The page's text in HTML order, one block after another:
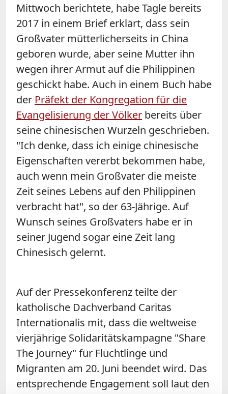
Mittwoch berichtete, habe Tagle bereits
2017 in einem Brief erklärt, dass sein
Großvater mütterlicherseits in China
geboren wurde, aber seine Mutter ihn
wegen ihrer Armut auf die Philippinen
geschickt habe. Auch in einem Buch habe
der Präfekt der Kongregation für die
Evangelisierung der Völker bereits über
seine chinesischen Wurzeln geschrieben.
"Ich denke, dass ich einige chinesische
Eigenschaften vererbt bekommen habe,
auch wenn mein Großvater die meiste
Zeit seines Lebens auf den Philippinen
verbracht hat", so der 63-Jährige. Auf
Wunsch seines Großvaters habe er in
seiner Jugend sogar eine Zeit lang
Chinesisch gelernt.
Auf der Pressekonferenz teilte der
katholische Dachverband Caritas
Internationalis mit, dass die weltweise
vierjährige Solidaritätskampagne "Share
The Journey" für Flüchtlinge und
Migranten am 20. Juni beendet wird. Das
entsprechende Engagement soll laut den